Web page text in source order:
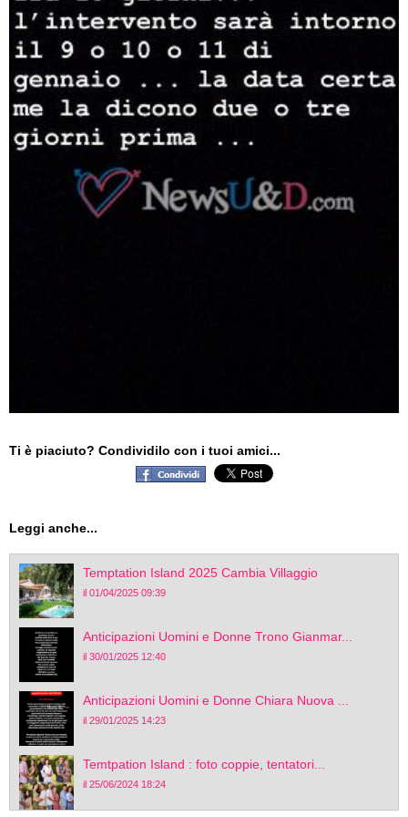
Ti è piaciuto? Condividilo con i tuoi amici...
Leggi anche...
Temptation Island 2025 Cambia Villaggio
il 01/04/2025 09:39
Anticipazioni Uomini e Donne Trono Gianmar...
il 30/01/2025 12:40
Anticipazioni Uomini e Donne Chiara Nuova ...
il 29/01/2025 14:23
Temtpation Island : foto coppie, tentatori...
il 25/06/2024 18:24